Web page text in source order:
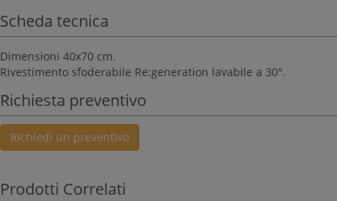
Scheda tecnica
Dimensioni 40x70 cm.
Rivestimento sfoderabile Re:generation lavabile a 30°.
Richiesta preventivo
Richiedi un preventivo
Prodotti Correlati